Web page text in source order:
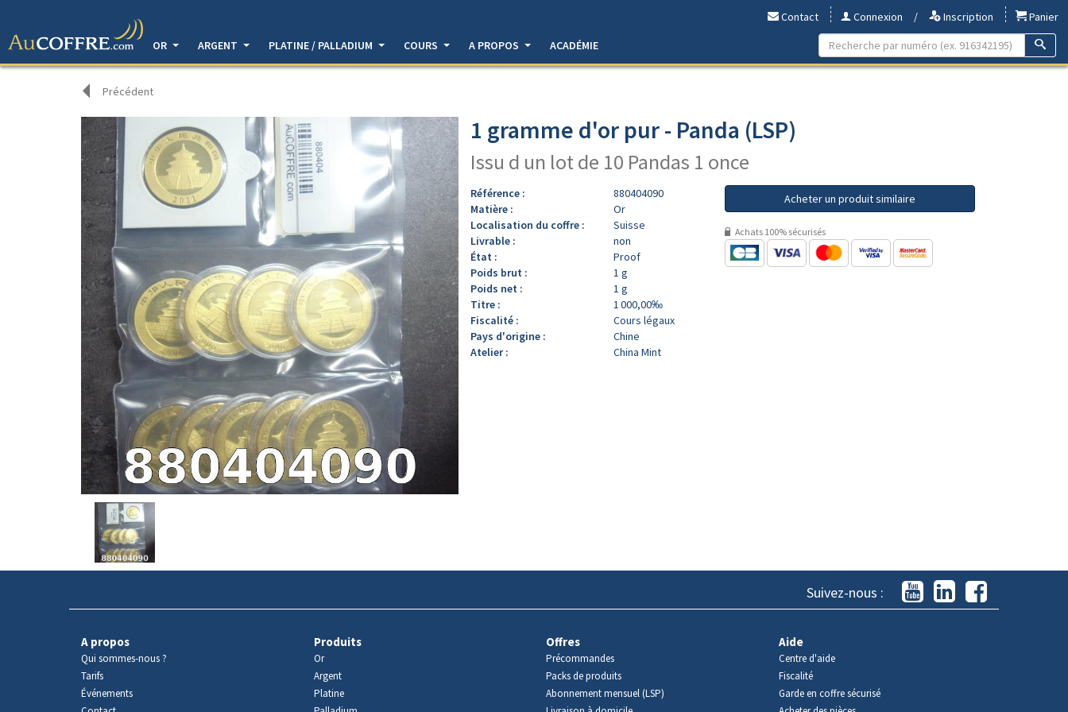
Contact Connexion / Inscription
Panier
OR
ARGENT PLATINE / PALLADIUM COURS A PROPOS ACADÉMIE
Précédent
Avers
produit
1 gramme d'or pur - Panda (LSP)
Issu d un lot de 10 Pandas 1 once
Référence :
880404090
Matière :
Or
Localisation du coffre :
Suisse
Livrable :
non
État :
Proof
Poids brut :
1 g
Poids net :
1 g
Titre :
1 000,00‰
Fiscalité :
Cours légaux
Pays d'origine :
Chine
Atelier :
China Mint
Acheter un produit similaire
Achats 100% sécurisés
Suivez-nous :
A propos
Qui sommes-nous ?
Tarifs
Événements
Produits
Or
Argent
Platine
Offres
Précommandes
Packs de produits
Abonnement mensuel (LSP)
Aide
Centre d'aide
Fiscalité
Garde en coffre sécurisé